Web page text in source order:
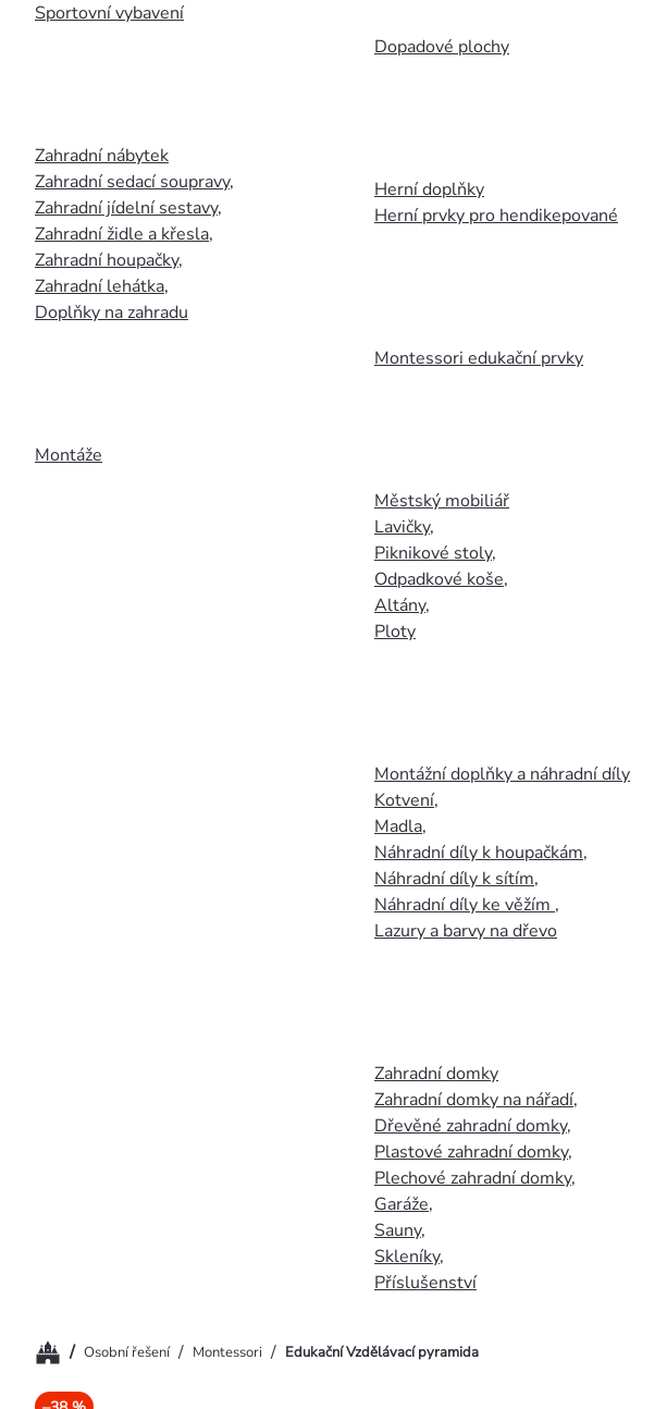
Sportovní vybavení
Zahradní nábytek
Zahradní sedací soupravy,
Zahradní jídelní sestavy,
Zahradní židle a křesla,
Zahradní houpačky,
Zahradní lehátka,
Doplňky na zahradu
Montáže
Dopadové plochy
Herní doplňky
Herní prvky pro hendikepované
Montessori edukační prvky
Městský mobiliář
Lavičky,
Piknikové stoly,
Odpadkové koše,
Altány,
Ploty
Montážní doplňky a náhradní díly
Kotvení,
Madla,
Náhradní díly k houpačkám,
Náhradní díly k sítím,
Náhradní díly ke věžím ,
Lazury a barvy na dřevo
Zahradní domky
Zahradní domky na nářadí,
Dřevěné zahradní domky,
Plastové zahradní domky,
Plechové zahradní domky,
Garáže,
Sauny,
Skleníky,
Příslušenství
Domů/ Osobní řešení / Montessori / Edukační Vzdělávací pyramida